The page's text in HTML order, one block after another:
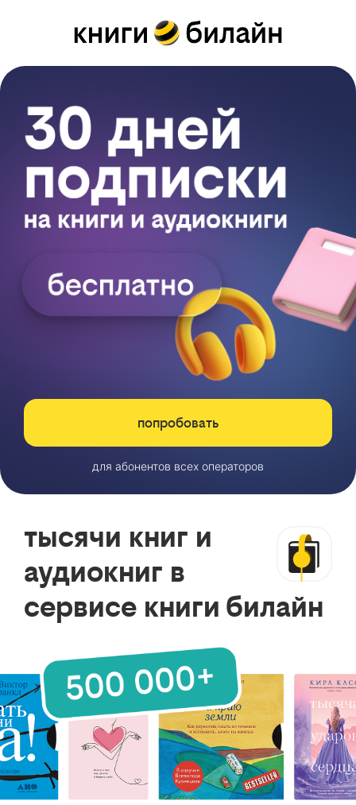
попробовать
для абонентов всех операторов
тысячи книг и
аудиокниг в
сервисе книги билайн